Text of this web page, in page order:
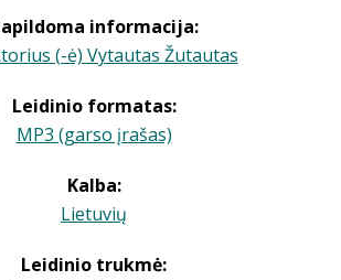
informacija:
(-ė) Vytautas Žutautas
Leidinio formatas:
MP3 (garso įrašas)
Kalba:
Lietuvių
Leidinio trukmė: